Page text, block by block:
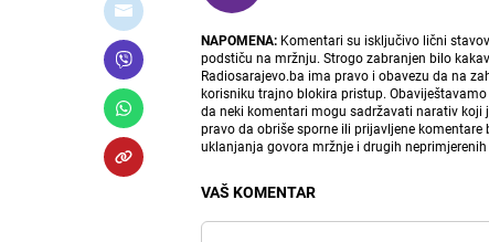
NAPOMENA: Komentari su isključivo lični
podstiču na mržnju. Strogo zabranjen bilo
Radiosarajevo.ba ima pravo i obavezu da na
korisniku trajno blokira pristup.
da neki komentari mogu sadržavati narativ
pravo da obriše sporne ili prijavljene
uklanjanja govora mržnje i drugih
VAŠ KOMENTAR